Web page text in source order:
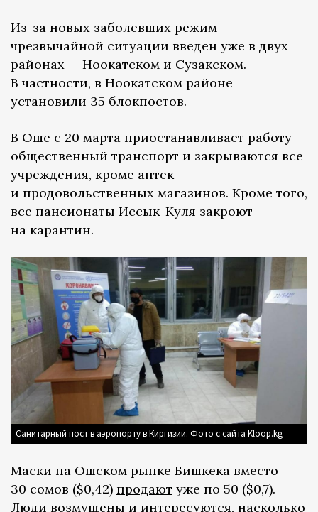
Из-за новых заболевших режим
чрезвычайной ситуации введен уже в двух
районах — Ноокатском и Сузакском.
В частности, в Ноокатском районе
установили 35 блокпостов.
В Оше с 20 марта приостанавливает работу
общественный транспорт и закрываются все
учреждения, кроме аптек
и продовольственных магазинов. Кроме того,
все пансионаты Иссык-Куля закроют
на карантин.
Санитарный пост в аэропорту в Киргизии. Фото с сайта Kloop.kg
Маски на Ошском рынке Бишкека вместо
30 сомов ($0,42) продают уже по 50 ($0,7).
Люди возмущены и интересуются, насколько